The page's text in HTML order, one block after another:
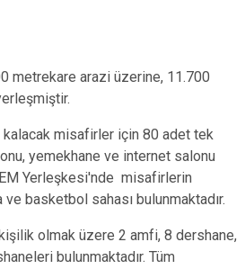
metrekare arazi üzerine, 11.700
kalacak misafirler için 80 adet tek
yemekhane ve internet salonu
Yerleşkesi'nde misafirlerin
basketbol sahası bulunmaktadır.
olmak üzere 2 amfi, 8 dershane,
bulunmaktadır. Tüm